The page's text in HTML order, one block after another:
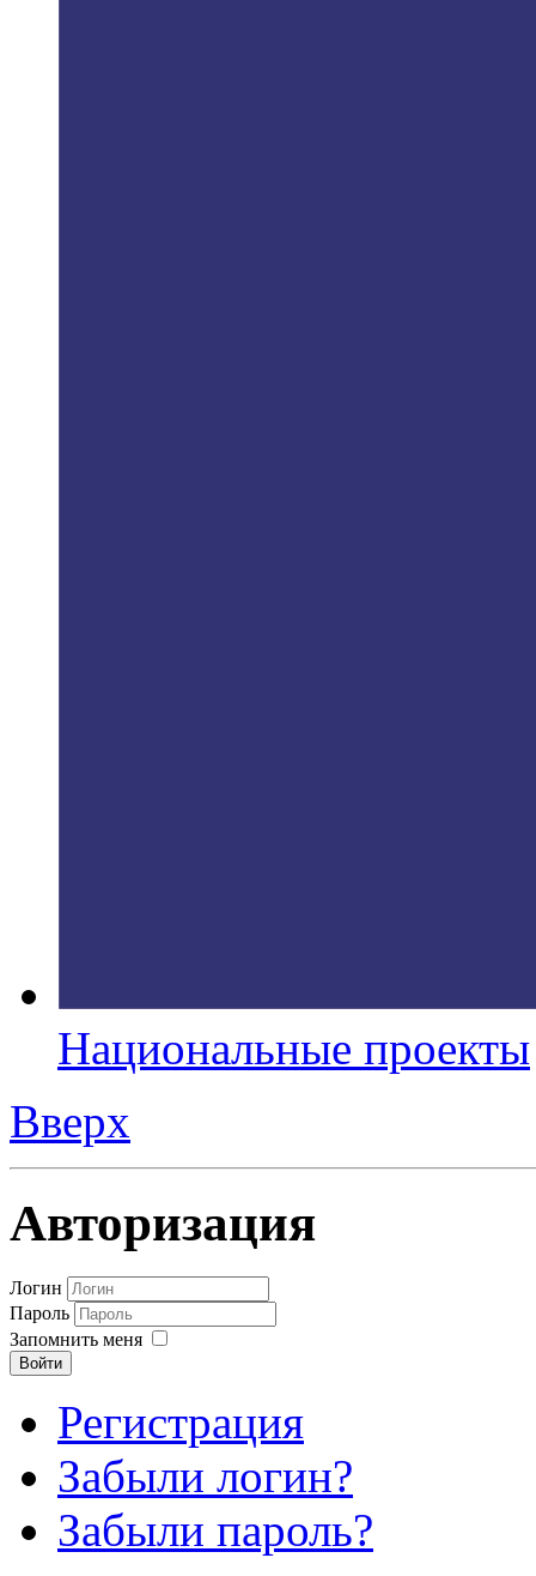
Национальные проекты
Вверх
Авторизация
Логин
Пароль
Запомнить меня
Войти
Регистрация
Забыли логин?
Забыли пароль?